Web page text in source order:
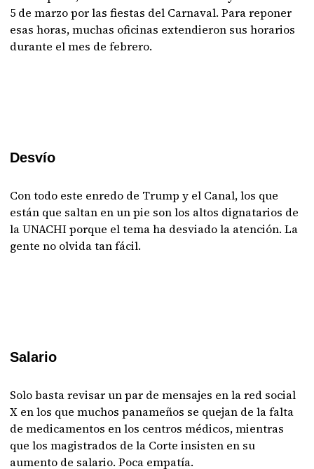
5 de marzo por las fiestas del Carnaval. Para reponer
esas horas, muchas oficinas extendieron sus horarios
durante el mes de febrero.
Desvío
Con todo este enredo de Trump y el Canal, los que
están que saltan en un pie son los altos dignatarios de
la UNACHI porque el tema ha desviado la atención. La
gente no olvida tan fácil.
Salario
Solo basta revisar un par de mensajes en la red social
X en los que muchos panameños se quejan de la falta
de medicamentos en los centros médicos, mientras
que los magistrados de la Corte insisten en su
aumento de salario. Poca empatía.